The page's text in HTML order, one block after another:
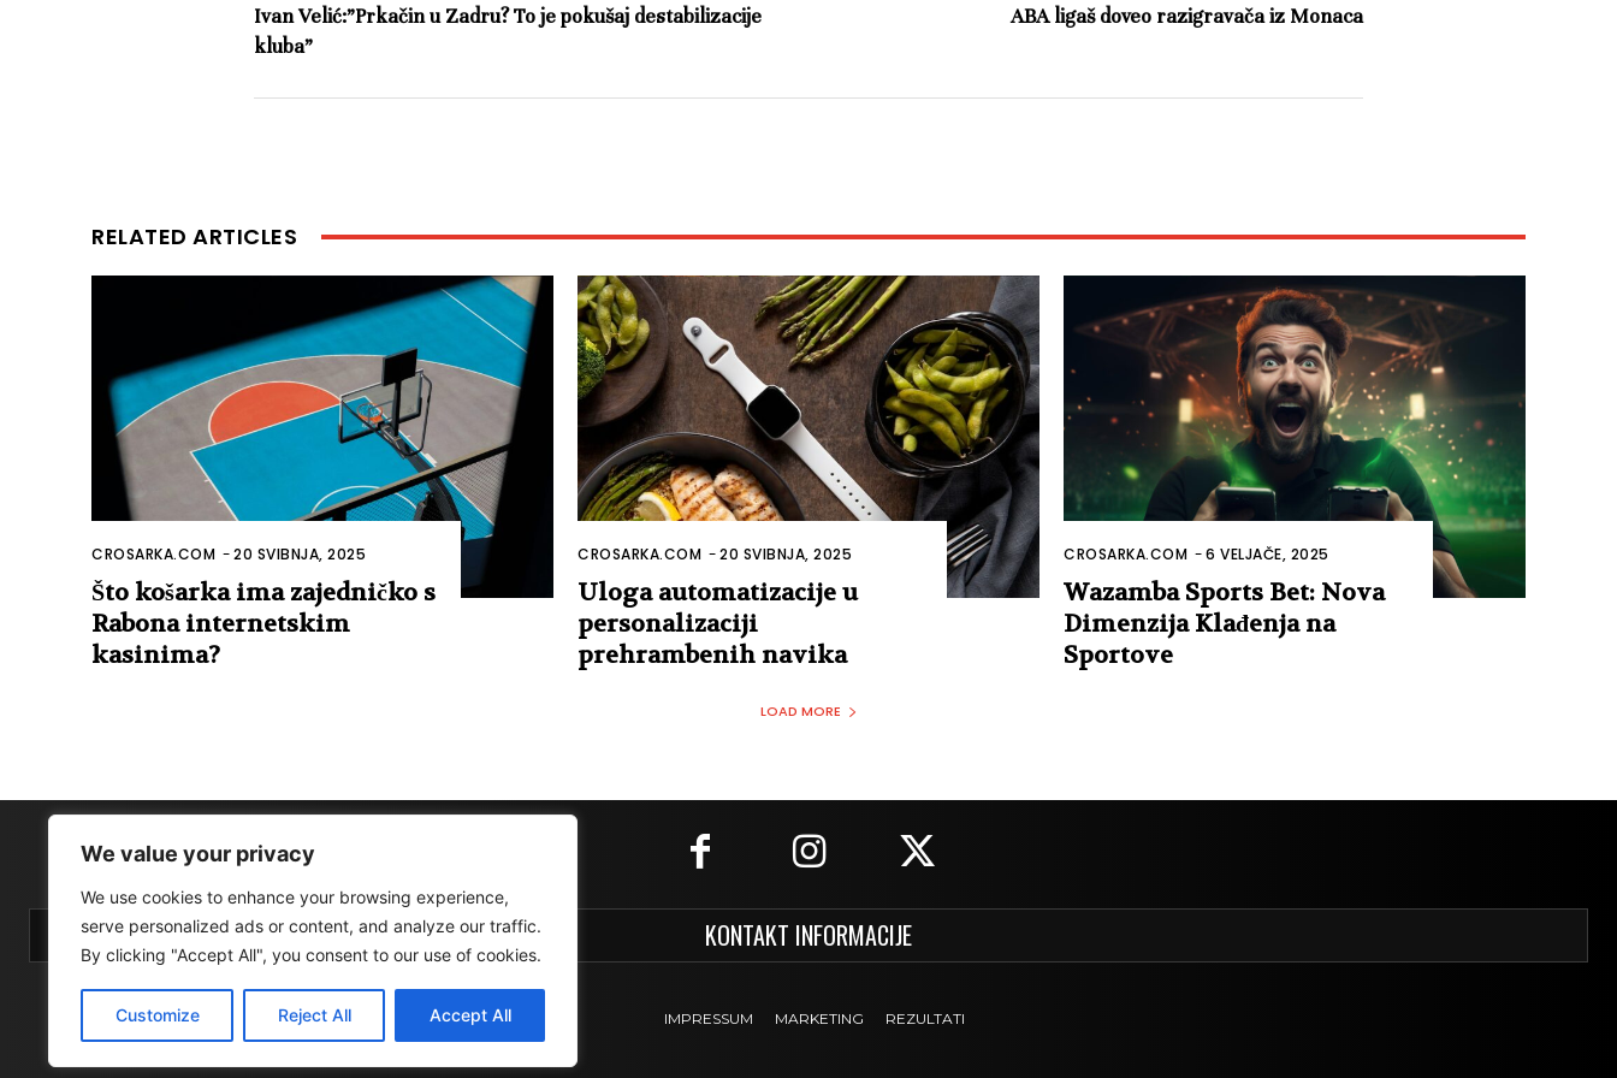
We value your privacy
We use cookies to enhance your browsing experience,
serve personalized ads or content, and analyze our traffic.
By clicking "Accept All", you consent to our use of cookies.
Customize Reject All Accept All
Ivan Velić:”Prkačin u Zadru? To je pokušaj destabilizacije
kluba”
ABA ligaš doveo razigravača iz Monaca
RELATED ARTICLES
CROSARKA.COM -20 SVIBNJA, 2025
Što košarka ima zajedničko s
Rabona internetskim
kasinima?
CROSARKA.COM -20 SVIBNJA, 2025
Uloga automatizacije u
personalizaciji
prehrambenih navika
CROSARKA.COM -6 VELJAČE, 2025
Wazamba Sports Bet: Nova
Dimenzija Klađenja na
Sportove
LOAD MORE
KONTAKT INFORMACIJE
IMPRESSUM MARKETING REZULTATI